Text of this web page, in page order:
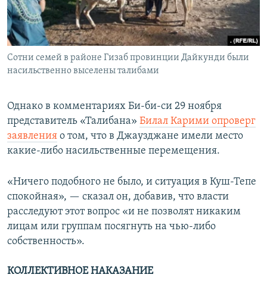
Сотни семей в районе Гизаб провинции Дайкунди были
насильственно выселены талибами
Однако в комментариях Би-би-си 29 ноября
представитель «Талибана» Билал Карими опроверг
заявления о том, что в Джаузджане имели место
какие-либо насильственные перемещения.
«Ничего подобного не было, и ситуация в Куш-Тепе
спокойная», — сказал он, добавив, что власти
расследуют этот вопрос «и не позволят никаким
лицам или группам посягнуть на чью-либо
собственность».
КОЛЛЕКТИВНОЕ НАКАЗАНИЕ